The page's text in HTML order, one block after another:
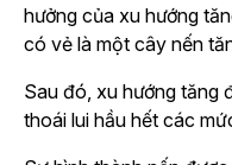
hưởng của xu hướng
có vẻ là một cây nến
Sau đó, xu hướng tăng
thoái lui hầu hết các